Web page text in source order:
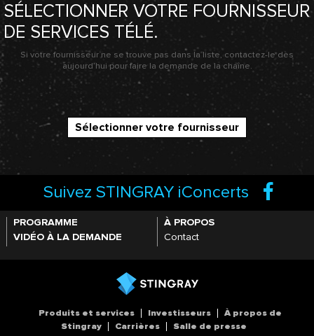
SÉLECTIONNER VOTRE FOURNISSEUR
DE SERVICES TÉLÉ.
Si votre fournisseur ne se trouve pas dans la liste, contactez-le dès
aujourd’hui pour faire la demande de la chaîne.
Sélectionner votre fournisseur
Suivez STINGRAY iConcerts
PROGRAMME
VIDÉO À LA DEMANDE
À PROPOS
Contact
Produits et services Investisseurs
À propos de
Stingray
Carrières Salle de presse